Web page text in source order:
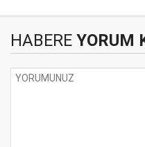
HABERE YORUM